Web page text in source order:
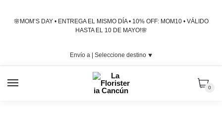
🌸MOM’S DAY • ENTREGA EL MISMO DÍA • 10% OFF: MOM10 • VÁLIDO
HASTA EL 10 DE MAYO!🌸
Envío a | Seleccione destino⯆
0